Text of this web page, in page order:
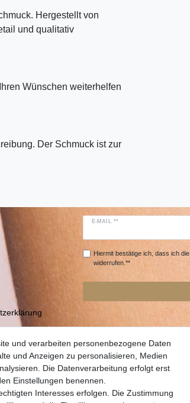
Hergestellt von
und qualitativ
Wünschen weiterhelfen
Der Schmuck ist zur
und verarbeiten personenbezogene Daten
und Anzeigen zu personalisieren, Medien
Die Datenverarbeitung erfolgt erst
Einstellungen benennen.
Interesses erfolgen. Die Zustimmung
E-MAIL **
Hiermit bestätige ich, dass ich die
widerrufen.**